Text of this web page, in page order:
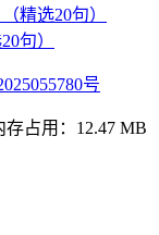
精选20句）
句）
号
占用：12.47 MB